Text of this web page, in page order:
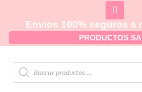
Envíos 100% seguros a
PRODUCTOS